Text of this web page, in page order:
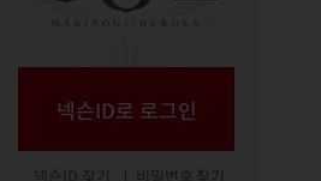
넥슨ID로 로그인
넥슨ID 찾기
비밀번호 찾기